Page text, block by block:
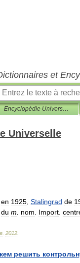
et
Encyclopédie Universelle
Universelle
en 1925 Stalingrad de
du m nom Import
2012
решить